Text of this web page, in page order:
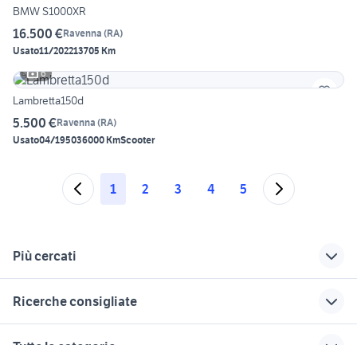
BMW S1000XR
16.500 €Ravenna (RA)
Usato11/202213705 Km
6
Lambretta150d
5.500 €Ravenna (RA)
Usato04/195036000 KmScooter
1 2 3 4 5
Più cercati
Ricerche consigliate